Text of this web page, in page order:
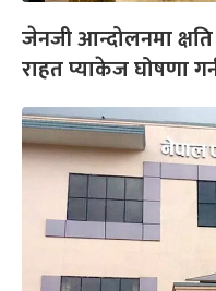
जेनजी आन्दोलनमा क्षति
राहत प्याकेज घोषणा